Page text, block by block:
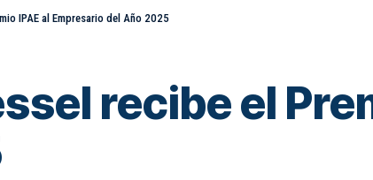
IPAE al Empresario del Año 2025
recibe el